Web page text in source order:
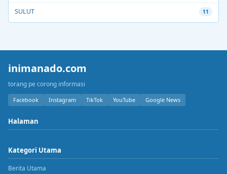
SULUT 11
inimanado.com
torang pe corong informasi
Facebook Instagram TikTok YouTube Google News
Halaman
Kategori Utama
Berita Utama